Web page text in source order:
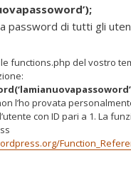
password di tutti gli
functions.php del vostro
l’ho provata
con ID pari a 1. La